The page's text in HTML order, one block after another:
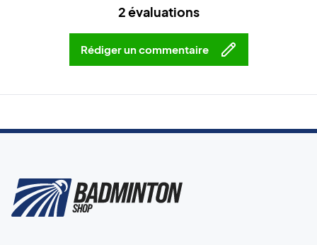
2 évaluations
Rédiger un commentaire